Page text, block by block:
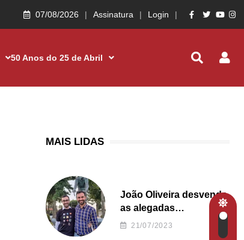
07/08/2026 Assinatura Login
50 Anos do 25 de Abril
MAIS LIDAS
João Oliveira desvenda
as alegadas
irregularidades da
Junta de Freguesia S.
21/07/2023